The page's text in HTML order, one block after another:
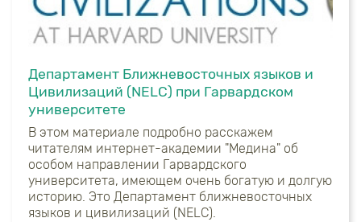
Департамент Ближневосточных языков и
Цивилизаций (NELC) при Гарвардском
университете
В этом материале подробно расскажем
читателям интернет-академии "Медина" об
особом направлении Гарвардского
университета, имеющем очень богатую и долгую
историю. Это Департамент ближневосточных
языков и цивилизаций (NELC).